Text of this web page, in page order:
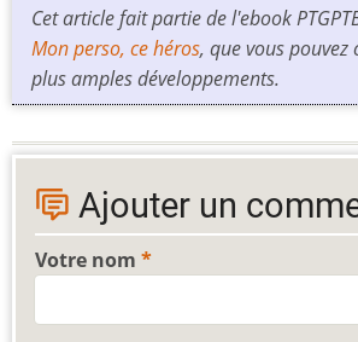
Cet article fait partie de l'ebook
Mon perso, ce héros, que vous
plus amples développements.
Ajouter un
Votre nom